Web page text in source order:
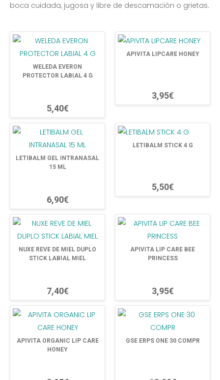
boca cuidada, jugosa y libre de descamación o grietas.
WELEDA EVERON
PROTECTOR LABIAL 4 G
5,40€
APIVITA LIPCARE HONEY
3,95€
LETIBALM GEL INTRANASAL
15 ML
6,90€
LETIBALM STICK 4 G
5,50€
NUXE REVE DE MIEL DUPLO
STICK LABIAL MIEL
7,40€
APIVITA LIP CARE BEE
PRINCESS
3,95€
APIVITA ORGANIC LIP CARE
HONEY
GSE ERPS ONE 30 COMPR